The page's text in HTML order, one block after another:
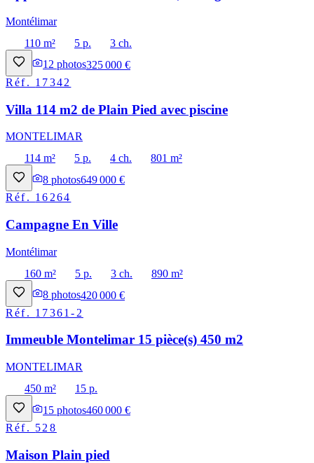
Montélimar
110 m²
5 p.
3 ch.
12 photos325 000 €
Réf. 17342
Villa 114 m2 de Plain Pied avec piscine
MONTELIMAR
114 m²
5 p. 4 ch.
801 m²
8 photos649 000 €
Réf. 16264
Campagne En Ville
Montélimar
160 m²
5 p. 3 ch.
890 m²
8 photos420 000 €
Réf. 17361-2
Immeuble Montelimar 15 pièce(s) 450 m2
MONTELIMAR
450 m²
15 p.
15 photos460 000 €
Réf. 528
Maison Plain pied